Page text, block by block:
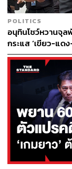
POLITICS
อนุทินโชว์หวานจุ
กระแส ‘เขียว-แด